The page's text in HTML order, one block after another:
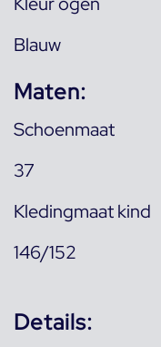
Blauw
Maten:
Schoenmaat
37
Kledingmaat kind
146/152
Details: